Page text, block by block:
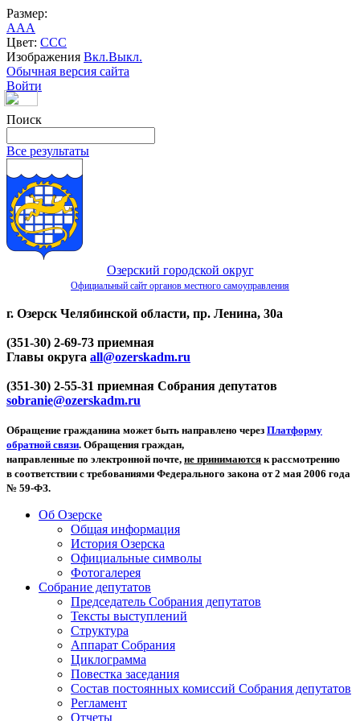
Размер:
AAA
Цвет: CCC
Изображения Вкл.Выкл.
Обычная версия сайта
Войти
Поиск
Все результаты
Озерский городской округ
Официальный сайт органов местного самоуправления
г. Озерск Челябинской области, пр. Ленина, 30а
(351-30) 2-69-73 приемная
Главы округа all@ozerskadm.ru
(351-30) 2-55-31 приемная Собрания депутатов
sobranie@ozerskadm.ru
Обращение гражданина может быть направлено через Платформу
обратной связи. Обращения граждан,
направленные по электронной почте, не принимаются к рассмотрению
в соответствии с требованиями Федерального закона от 2 мая 2006 года
№ 59-ФЗ.
Об Озерске
Общая информация
История Озерска
Официальные символы
Фотогалерея
Собрание депутатов
Председатель Собрания депутатов
Тексты выступлений
Структура
Аппарат Собрания
Циклограмма
Повестка заседания
Состав постоянных комиссий Собрания депутатов
Регламент
Отчеты